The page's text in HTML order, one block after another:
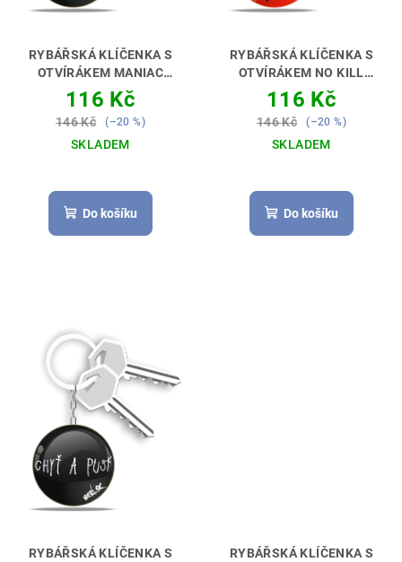
RYBÁŘSKÁ KLÍČENKA S
OTVÍRÁKEM MANIAC
ZANDER [CANDÁT]
PERFEKTNÍ DÁREK PRO
RYBÁŘE 🎣🎁
116 Kč
146 Kč (–20 %)
SKLADEM
Do košíku
RYBÁŘSKÁ KLÍČENKA S
OTVÍRÁKEM NO KILL
ZANDER [CANDÁT]
MĚL ČÍM OTVÍRAT PIVO 🎁🔑
🍺
116 Kč
146 Kč (–20 %)
SKLADEM
Do košíku
RYBÁŘSKÁ KLÍČENKA S
RYBÁŘSKÁ KLÍČENKA S